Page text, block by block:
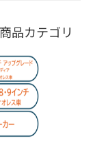
品カテゴリ